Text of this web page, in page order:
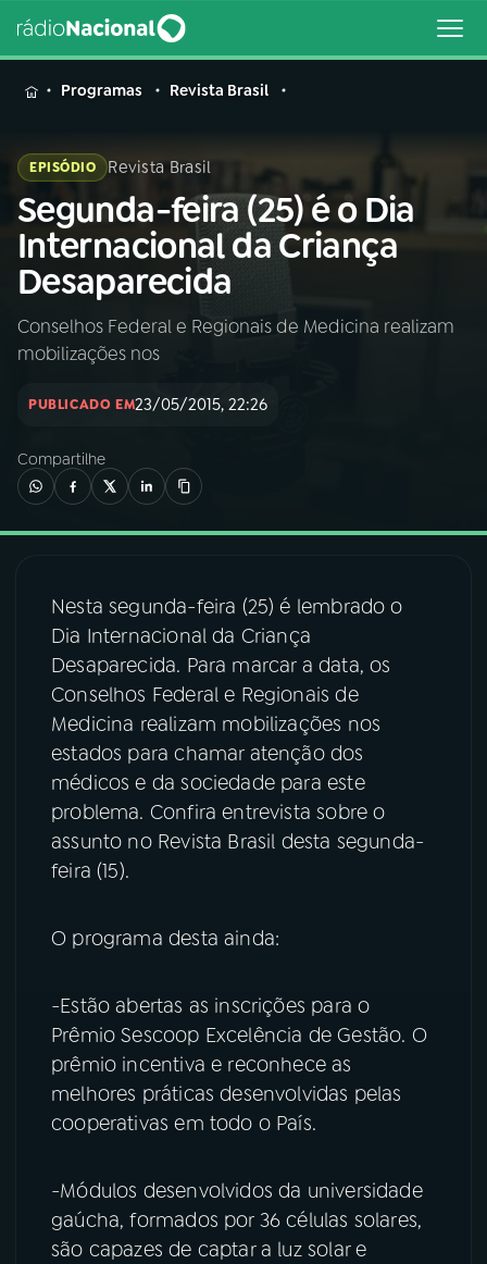
MENU
Buscar
na
Rádio
Nacional
Buscar
AO VIVO
INÍCIO
02A RÁDIO
03PROGRAMAÇÃO
04 PROGRAMAS
PODCASTS
06VIDEOCASTS
YouTube Facebook
Instagram X
TikTok
Programas Revista Brasil
EPISÓDIO Revista Brasil
Segunda-feira (25) é o Dia
Internacional da Criança
Desaparecida
Conselhos Federal e Regionais de Medicina realizam
mobilizações nos
PUBLICADO EM23/05/2015, 22:26
Compartilhe
Nesta segunda-feira (25) é lembrado o
Dia Internacional da Criança
Desaparecida. Para marcar a data, os
Conselhos Federal e Regionais de
Medicina realizam mobilizações nos
estados para chamar atenção dos
médicos e da sociedade para este
problema. Confira entrevista sobre o
assunto no Revista Brasil desta segunda-
feira (15).
O programa desta ainda:
-Estão abertas as inscrições para o
Prêmio Sescoop Excelência de Gestão. O
prêmio incentiva e reconhece as
melhores práticas desenvolvidas pelas
cooperativas em todo o País.
-Módulos desenvolvidos da universidade
gaúcha, formados por 36 células solares,
são capazes de captar a luz solar e